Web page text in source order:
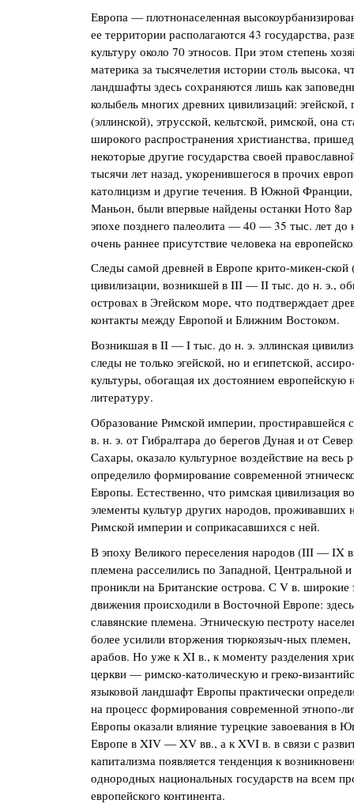
Европа — плотнонаселенная
ее территории располагаются 43 государства,
культуру около 70 этносов. При этом степень
материка за тысячелетия истории столь высока,
ландшафты здесь сохраняются лишь как
колыбель многих древних цивилизаций: эгейской,
(эллинской), этрусской, кельтской, римской, она
широкого распространения христианства,
некоторые другие государства своей
тысячи лет назад, укоренившегося в прочих
католицизм и другие течения. В Южной
Маньон, были впервые найдены останки Ното
эпохе позднего палеолита — 40 — 35 тыс. лет до
очень раннее присутствие человека на
Следы самой древней в Европе крито-микен-ской
цивилизации, возникшей в III — II тыс. до н. э.,
островах в Эгейском море, что подтверждает
контакты между Европой и Ближним Востоком.
Возникшая в II — I тыс. до н. э. эллинская
следы не только эгейской, но и египетской,
культуры, обогащая их достоянием европейскую
литературу.
Образование Римской империи, простиравшейся
в. н. э. от Гибралтара до берегов Дуная и от
Сахары, оказало культурное воздействие на весь
определило формирование современной
Европы. Естественно, что римская цивилизация
элементы культур других народов, проживавших
Римской империи и соприкасавшихся с ней.
В эпоху Великого переселения народов (III — IX
племена расселились по Западной, Центральной
проникли на Британские острова. С V в. широкие
движения происходили в Восточной Европе:
славянские племена. Этническую пестроту
более усилили вторжения тюркоязыч-ных племен,
арабов. Но уже к XI в., к моменту разделения
церкви — римско-католическую и греко-
языковой ландшафт Европы практически
на процесс формирования современной этнопо-
Европы оказали влияние турецкие завоевания в
Европе в XIV — XV вв., а к XVI в. в связи с
капитализма появляется тенденция к
однородных национальных государств на всем
европейского континента.